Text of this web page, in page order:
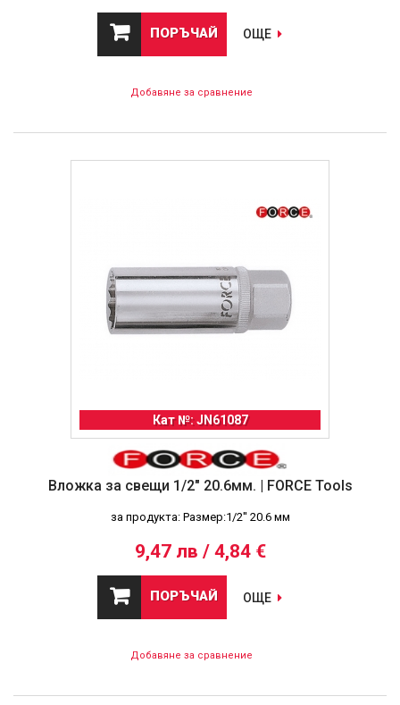
ПОРЪЧАЙ ОЩЕ
Добавяне за сравнение
Кат №: JN61087
Вложка за свещи 1/2" 20.6мм. | FORCE Tools
за продукта: Размер:1/2'' 20.6 мм
9,47 лв / 4,84 €
ПОРЪЧАЙ ОЩЕ
Добавяне за сравнение